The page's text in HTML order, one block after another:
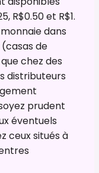
R$0.50 et R$1.
dans
de
chez des
distributeurs
prudent
éventuels
ceux situés à